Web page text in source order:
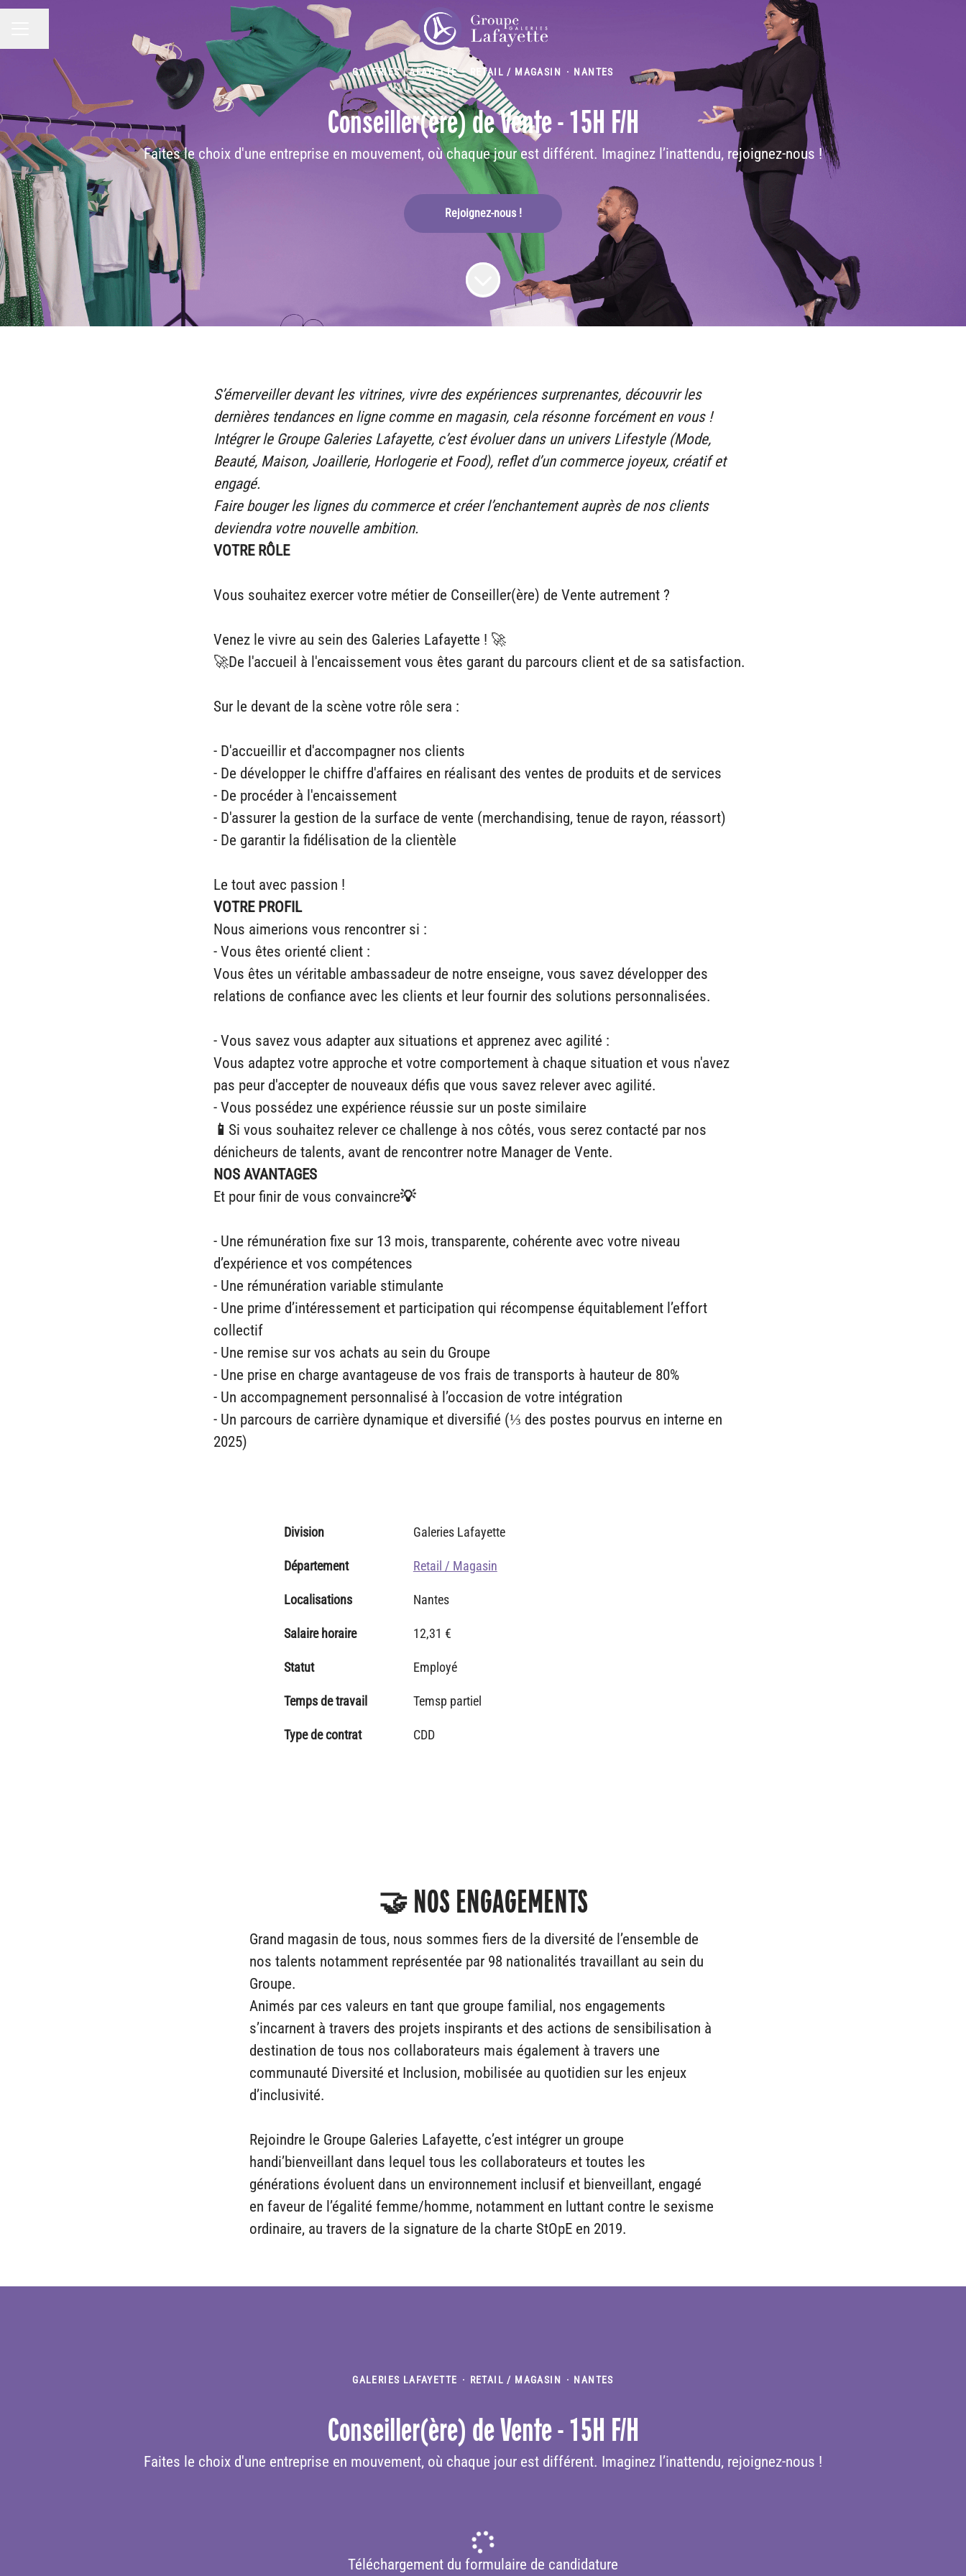
GALERIES LAFAYETTE · RETAIL / MAGASIN · NANTES
Conseiller(ère) de Vente - 15H F/H
Faites le choix d'une entreprise en mouvement, où chaque jour est différent. Imaginez l’inattendu, rejoignez-nous !
Rejoignez-nous !
S’émerveiller devant les vitrines, vivre des expériences surprenantes, découvrir les
dernières tendances en ligne comme en magasin, cela résonne forcément en vous !
Intégrer le Groupe Galeries Lafayette, c’est évoluer dans un univers Lifestyle (Mode,
Beauté, Maison, Joaillerie, Horlogerie et Food), reflet d’un commerce joyeux, créatif et
engagé.
Faire bouger les lignes du commerce et créer l’enchantement auprès de nos clients
deviendra votre nouvelle ambition.
VOTRE RÔLE
Vous souhaitez exercer votre métier de Conseiller(ère) de Vente autrement ?
Venez le vivre au sein des Galeries Lafayette ! 🚀
🚀De l'accueil à l'encaissement vous êtes garant du parcours client et de sa satisfaction.
Sur le devant de la scène votre rôle sera :
- D'accueillir et d'accompagner nos clients
- De développer le chiffre d'affaires en réalisant des ventes de produits et de services
- De procéder à l'encaissement
- D'assurer la gestion de la surface de vente (merchandising, tenue de rayon, réassort)
- De garantir la fidélisation de la clientèle
Le tout avec passion !
VOTRE PROFIL
Nous aimerions vous rencontrer si :
- Vous êtes orienté client :
Vous êtes un véritable ambassadeur de notre enseigne, vous savez développer des
relations de confiance avec les clients et leur fournir des solutions personnalisées.
- Vous savez vous adapter aux situations et apprenez avec agilité :
Vous adaptez votre approche et votre comportement à chaque situation et vous n'avez
pas peur d'accepter de nouveaux défis que vous savez relever avec agilité.
- Vous possédez une expérience réussie sur un poste similaire
📱 Si vous souhaitez relever ce challenge à nos côtés, vous serez contacté par nos
dénicheurs de talents, avant de rencontrer notre Manager de Vente.
NOS AVANTAGES
Et pour finir de vous convaincre💡
- Une rémunération fixe sur 13 mois, transparente, cohérente avec votre niveau
d’expérience et vos compétences
- Une rémunération variable stimulante
- Une prime d’intéressement et participation qui récompense équitablement l’effort
collectif
- Une remise sur vos achats au sein du Groupe
- Une prise en charge avantageuse de vos frais de transports à hauteur de 80%
- Un accompagnement personnalisé à l’occasion de votre intégration
- Un parcours de carrière dynamique et diversifié (⅓ des postes pourvus en interne en
2025)
Division Galeries Lafayette
Département Retail / Magasin
Localisations Nantes
Salaire horaire 12,31 €
Statut Employé
Temps de travail Temsp partiel
Type de contrat CDD
🤝 NOS ENGAGEMENTS
Grand magasin de tous, nous sommes fiers de la diversité de l’ensemble de
nos talents notamment représentée par 98 nationalités travaillant au sein du
Groupe.
Animés par ces valeurs en tant que groupe familial, nos engagements
s’incarnent à travers des projets inspirants et des actions de sensibilisation à
destination de tous nos collaborateurs mais également à travers une
communauté Diversité et Inclusion, mobilisée au quotidien sur les enjeux
d’inclusivité.
Rejoindre le Groupe Galeries Lafayette, c’est intégrer un groupe
handi’bienveillant dans lequel tous les collaborateurs et toutes les
générations évoluent dans un environnement inclusif et bienveillant, engagé
en faveur de l’égalité femme/homme, notamment en luttant contre le sexisme
ordinaire, au travers de la signature de la charte StOpE en 2019.
GALERIES LAFAYETTE · RETAIL / MAGASIN · NANTES
Conseiller(ère) de Vente - 15H F/H
Faites le choix d'une entreprise en mouvement, où chaque jour est différent. Imaginez l’inattendu, rejoignez-nous !
Téléchargement du formulaire de candidature